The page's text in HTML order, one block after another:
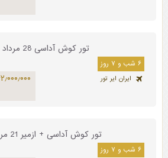
تور کوش آداسی 28 مرداد 1405
۶ شب و ۷ روز
ایران ایر تور
تور کوش آداسی + ازمیر 21 مرداد 1405
۶ شب و ۷ روز